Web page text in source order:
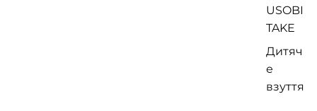
USOBI
TAKE
Дитяч
е
взуття